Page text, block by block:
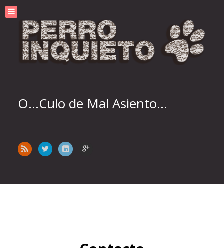
O...Culo de Mal Asiento...